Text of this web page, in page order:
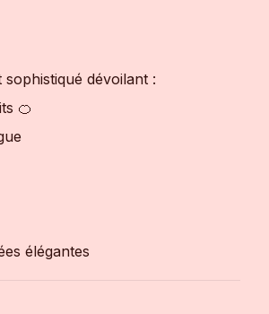
dévoilant :
🍊
élégantes